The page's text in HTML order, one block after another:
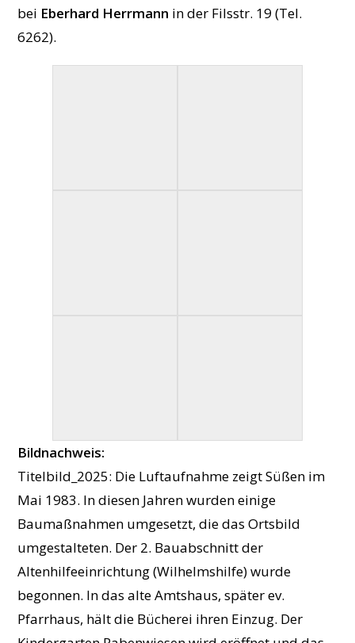
bei Eberhard Herrmann in der Filsstr. 19 (Tel.
6262).
Bildnachweis:
Titelbild_2025: Die Luftaufnahme zeigt Süßen im
Mai 1983. In diesen Jahren wurden einige
Baumaßnahmen umgesetzt, die das Ortsbild
umgestalteten. Der 2. Bauabschnitt der
Altenhilfeeinrichtung (Wilhelmshilfe) wurde
begonnen. In das alte Amtshaus, später ev.
Pfarrhaus, hält die Bücherei ihren Einzug. Der